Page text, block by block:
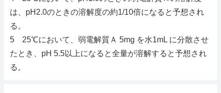
は、pH2.0のときの溶解度の約1/10倍になると予想され
る。
5 25℃において、弱電解質Ａ 5mg を水1mL に分散させ
たとき、pH 5.5以上になると全量が溶解すると予想され
る。